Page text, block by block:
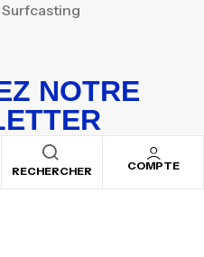
RECHERCHER COMPTE
Surfcasting
NOTRE
nos offres spéciales